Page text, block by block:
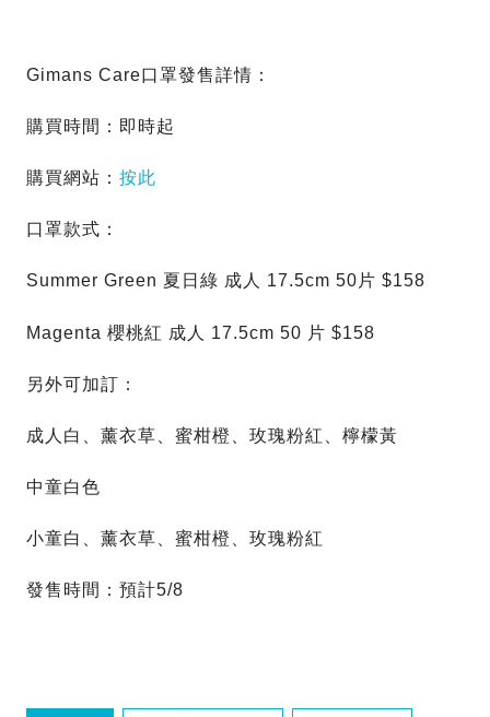
Gimans Care口罩發售詳情：
購買時間：即時起
購買網站： 按此
口罩款式：
Summer Green 夏日綠 成人 17.5cm 50片 $158
Magenta 櫻桃紅 成人 17.5cm 50 片 $158
另外可加訂：
成人白、薰衣草、蜜柑橙、玫瑰粉紅、檸檬黃
中童白色
小童白、薰衣草、蜜柑橙、玫瑰粉紅
發售時間：預計5/8